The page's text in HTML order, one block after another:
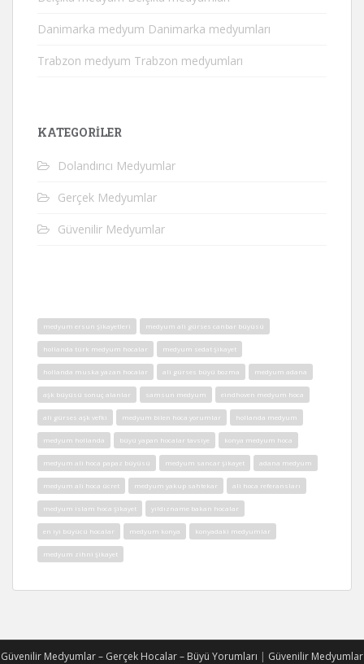
Danimarka medyum Danimarka medyumları
Trabzon medyum Trabzon medyumları
KATEGORILER
Dolandırıcı Medyumlar
Gerçek Medyumlar
Güvenilir Medyumlar
medyum ersun şikayetleri medyum ali gürses canbar büyüsü
hollanda türk medyum hocalar medyum sedat şikayet
hollanda muska yazan hocalar ali gürses büyü bozma medyum adana
aşk büyüsü sonuç alanlar samsun medyum eindhoven medyum hoca
ali gürses aşk vefki medyum bilen hoca yorumlar hollanda medyum
medyum hollanda büyü yapan hocalar tavsiye konya medyum hoca
medyum ali hoca papaz büyüsü medyum sancar şikayet adana medyum
medyum ali hoca ücret medyum yakup sahtekar ali hoca referansları
medyum islam hoca şikayet yıldızname bakan hocalar
en iyi büyücü hocalar medyum konya konyadaki medyumlar
medyum zihni şikayet
Güvenilir Medyumlar – Gerçek Hocalar – Büyü Yorumları | Güvenilir Medyumlar